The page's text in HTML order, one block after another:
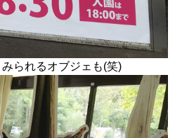
られるオブジェも(笑)